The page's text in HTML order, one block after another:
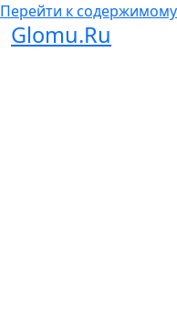
Перейти к содержимому
Glomu.Ru